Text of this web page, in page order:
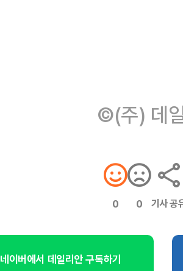
©(주) 데
0 0 기사 공
네이버에서 데일리안 구독하기